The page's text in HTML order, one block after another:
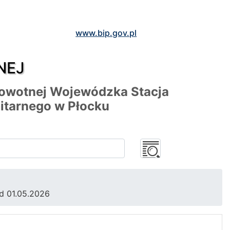
www.bip.gov.pl
Wojewódzka Stacja
w Płocku
01.05.2026